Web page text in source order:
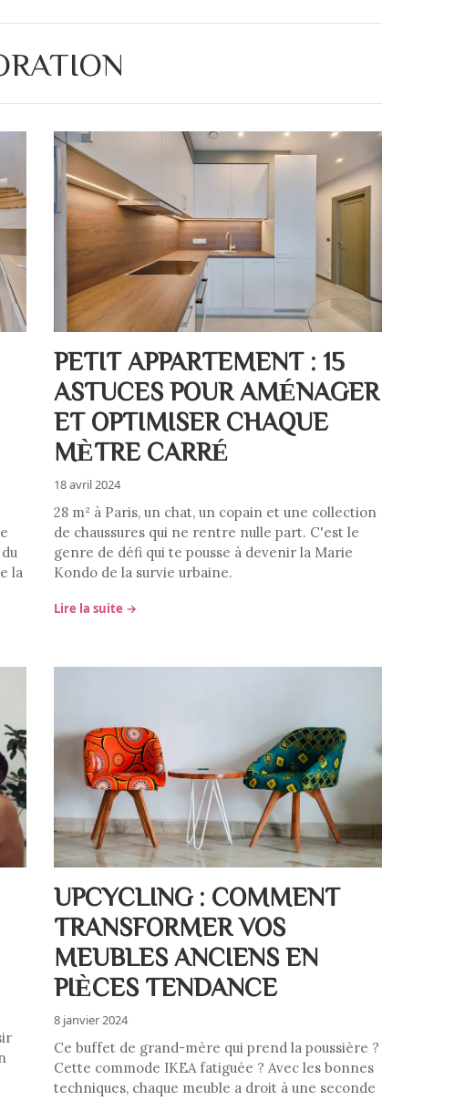
la
PETIT APPARTEMENT : 15
ASTUCES POUR AMÉNAGER
ET OPTIMISER CHAQUE
MÈTRE CARRÉ
18 avril 2024
28 m² à Paris, un chat, un copain et une collection
de chaussures qui ne rentre nulle part. C'est le
genre de défi qui te pousse à devenir la Marie
Kondo de la survie urbaine.
Lire la suite →
UPCYCLING : COMMENT
TRANSFORMER VOS
MEUBLES ANCIENS EN
PIÈCES TENDANCE
8 janvier 2024
Ce buffet de grand-mère qui prend la poussière ?
Cette commode IKEA fatiguée ? Avec les bonnes
techniques, chaque meuble a droit à une seconde